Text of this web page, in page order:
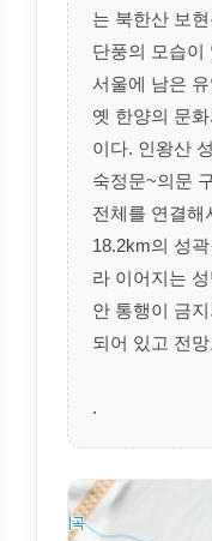
는 북한산 보
단풍의 모습이
서울에 남은
옛 한양의 문
이다. 인왕산
숙정문~의문
전체를 연결해
18.2km의 성
라 이어지는
안 통행이 금
되어 있고 전
.